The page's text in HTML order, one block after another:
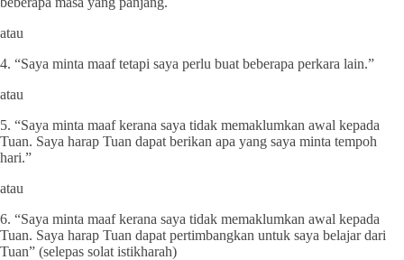
atau
4. “Saya minta maaf tetapi saya perlu buat beberapa perkara lain.”
atau
5. “Saya minta maaf kerana saya tidak memaklumkan awal kepada
Tuan. Saya harap Tuan dapat berikan apa yang saya minta tempoh
hari.”
atau
6. “Saya minta maaf kerana saya tidak memaklumkan awal kepada
Tuan. Saya harap Tuan dapat pertimbangkan untuk saya belajar dari
Tuan” (selepas solat istikharah)